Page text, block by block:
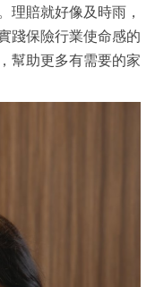
理賠就好像及時雨，
踐保險行業使命感的
幫助更多有需要的家